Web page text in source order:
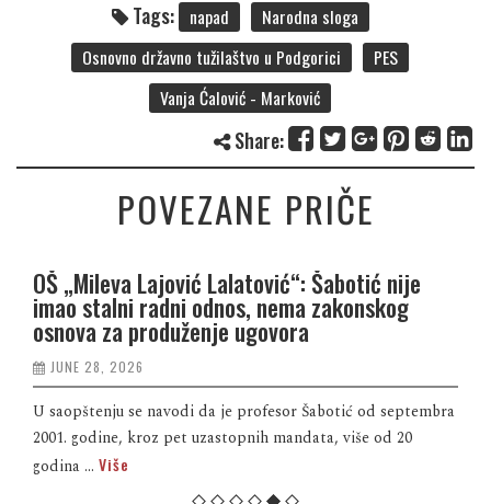
Tags: napad
Narodna sloga
Osnovno državno tužilaštvo u Podgorici
PES
Vanja Ćalović - Marković
Share:
POVEZANE PRIČE
OŠ „Mileva Lajović Lalatović“: Šabotić nije
imao stalni radni odnos, nema zakonskog
osnova za produženje ugovora
JUNE 28, 2026
U saopštenju se navodi da je profesor Šabotić od septembra
2001. godine, kroz pet uzastopnih mandata, više od 20
godina ... Više